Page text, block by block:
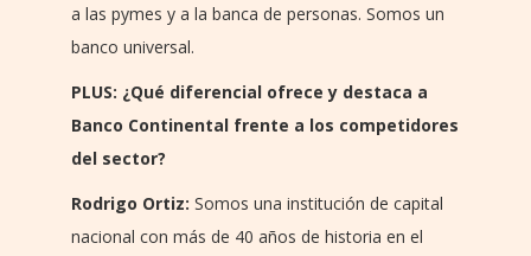
a las pymes y a la banca de personas. Somos un
banco universal.
PLUS: ¿Qué diferencial ofrece y destaca a
Banco Continental frente a los competidores
del sector?
Rodrigo Ortiz: Somos una institución de capital
nacional con más de 40 años de historia en el